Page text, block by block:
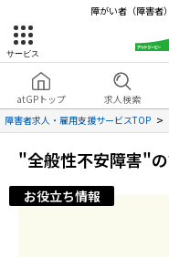
障がい者（障害者
サービス
atGPトップ 求人検索
障害者求人・雇用支援サービスTOP
"全般性不安障害"
お役立ち情報
障害者
サー
就転職支援サービス
障害者専門の就転職支援
会員登録 無料
atGPトップ